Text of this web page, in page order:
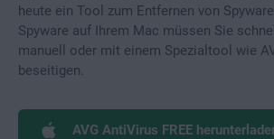
heute ein Tool zum Entfernen von
Spyware auf Ihrem Mac müssen Sie
manuell oder mit einem Spezialtool wie
beseitigen.
AVG AntiVirus FREE